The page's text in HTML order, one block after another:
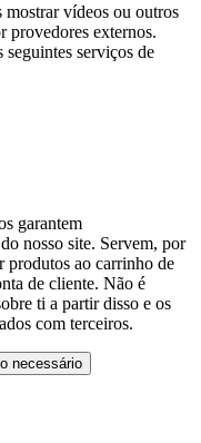
mostrar vídeos ou outros
provedores externos.
seguintes serviços de
garantem
nosso site. Servem, por
produtos ao carrinho de
de cliente. Não é
ti a partir disso e os
com terceiros.
necessário